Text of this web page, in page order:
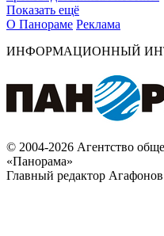
Показать ещё
О Панораме Реклама
ИНФОРМАЦИОННЫЙ
© 2004-2026 Агентство
«Панорама»
Главный редактор